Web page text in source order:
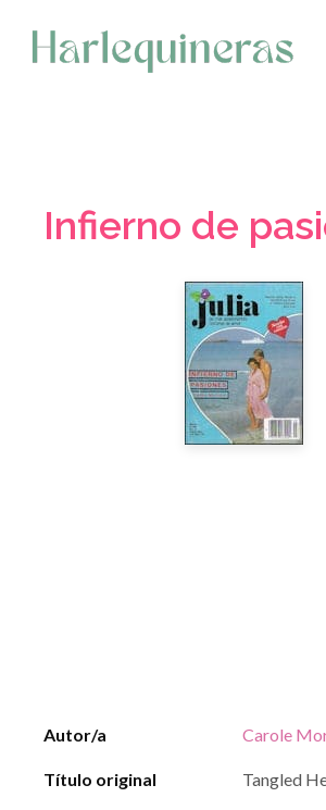
contenido
Infierno de
Autor/a Carole
Título original Tangled